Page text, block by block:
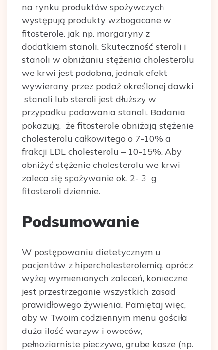
na rynku produktów spożywczych
występują produkty wzbogacane w
fitosterole, jak np. margaryny z
dodatkiem stanoli. Skuteczność steroli i
stanoli w obniżaniu stężenia cholesterolu
we krwi jest podobna, jednak efekt
wywierany przez podaż określonej dawki
stanoli lub steroli jest dłuższy w
przypadku podawania stanoli. Badania
pokazują, że fitosterole obniżają stężenie
cholesterolu całkowitego o 7-10% a
frakcji LDL cholesterolu – 10-15%. Aby
obniżyć stężenie cholesterolu we krwi
zaleca się spożywanie ok. 2- 3 g
fitosteroli dziennie.
Podsumowanie
W postępowaniu dietetycznym u
pacjentów z hipercholesterolemią, oprócz
wyżej wymienionych zaleceń, konieczne
jest przestrzeganie wszystkich zasad
prawidłowego żywienia. Pamiętaj więc,
aby w Twoim codziennym menu gościła
duża ilość warzyw i owoców,
pełnoziarniste pieczywo, grube kasze (np.